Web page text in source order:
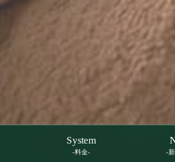
System
-料金- -